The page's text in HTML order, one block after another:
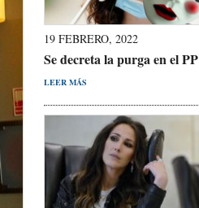
19 FEBRERO, 2022
Se decreta la purga en el PP
LEER MÁS